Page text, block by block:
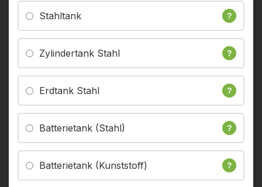
Stahltank ?
Zylindertank Stahl ?
Erdtank Stahl ?
Batterietank (Stahl) ?
Batterietank (Kunststoff) ?